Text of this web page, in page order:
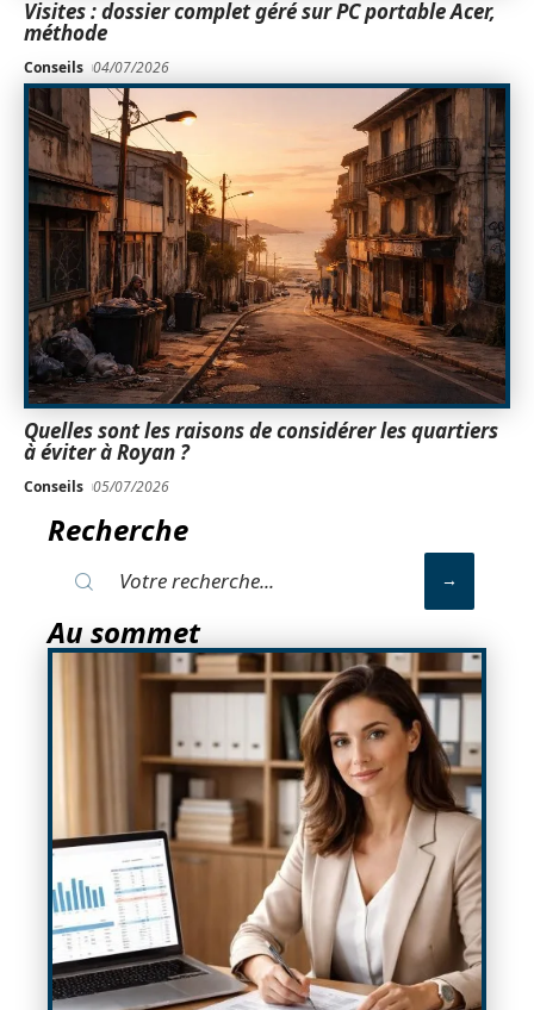
Visites : dossier complet géré sur PC portable Acer,
méthode
Conseils 04/07/2026
Quelles sont les raisons de considérer les quartiers
à éviter à Royan ?
Conseils 05/07/2026
Recherche
Au sommet